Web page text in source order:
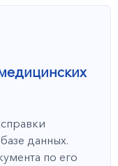
данных.
по его